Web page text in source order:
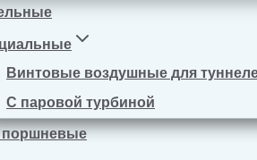
Винтовые воздушные для
С паровой турбиной
поршневые